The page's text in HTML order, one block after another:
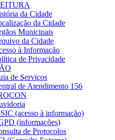
da Cidade
da Cidade
Municipais
da Cidade
à Informação
de Privacidade
de Serviços
de Atendimento 156
(acesso à informação)
(informações)
de Protocolos